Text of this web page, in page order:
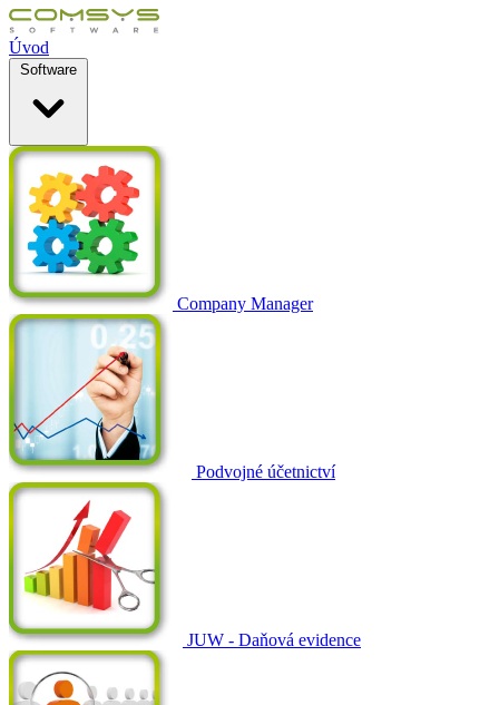
Úvod
Software
Company Manager
Podvojné účetnictví
JUW - Daňová evidence